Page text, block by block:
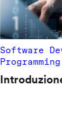
Software
Programming